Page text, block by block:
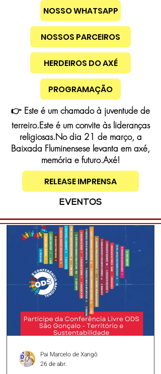
NOSSO WHATSAPP
NOSSOS PARCEIROS
HERDEIROS DO AXÉ
PROGRAMAÇÃO
👉 Este é um chamado à juventude de
terreiro.Este é um convite às lideranças
religiosas.No dia 21 de março, a
Baixada Fluminensese levanta em axé,
memória e futuro.Axé!
RELEASE IMPRENSA
EVENTOS
Pai Marcelo de Xangô
26 de abr.